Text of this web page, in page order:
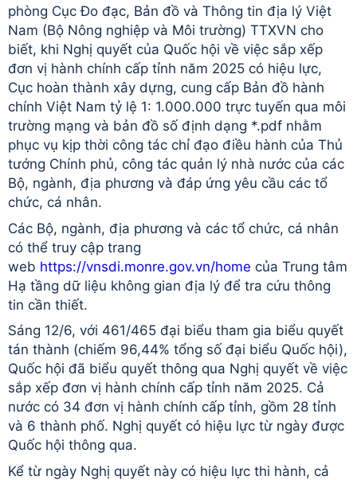
phòng Cục Đo đạc, Bản đồ và Thông tin địa lý Việt
Nam (Bộ Nông nghiệp và Môi trường) TTXVN cho
biết, khi Nghị quyết của Quốc hội về việc sắp xếp
đơn vị hành chính cấp tỉnh năm 2025 có hiệu lực,
Cục hoàn thành xây dựng, cung cấp Bản đồ hành
chính Việt Nam tỷ lệ 1: 1.000.000 trực tuyến qua môi
trường mạng và bản đồ số định dạng *.pdf nhằm
phục vụ kịp thời công tác chỉ đạo điều hành của Thủ
tướng Chính phủ, công tác quản lý nhà nước của các
Bộ, ngành, địa phương và đáp ứng yêu cầu các tổ
chức, cá nhân.
Các Bộ, ngành, địa phương và các tổ chức, cá nhân
có thể truy cập trang
web https://vnsdi.monre.gov.vn/home của Trung tâm
Hạ tầng dữ liệu không gian địa lý để tra cứu thông
tin cần thiết.
Sáng 12/6, với 461/465 đại biểu tham gia biểu quyết
tán thành (chiếm 96,44% tổng số đại biểu Quốc hội),
Quốc hội đã biểu quyết thông qua Nghị quyết về việc
sắp xếp đơn vị hành chính cấp tỉnh năm 2025. Cả
nước có 34 đơn vị hành chính cấp tỉnh, gồm 28 tỉnh
và 6 thành phố. Nghị quyết có hiệu lực từ ngày được
Quốc hội thông qua.
Kể từ ngày Nghị quyết này có hiệu lực thi hành, cả